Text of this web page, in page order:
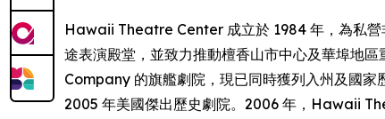
Hawaii Theatre Center 成立於 1984 年，為私營
途表演殿堂，並致力推動檀香山市中心及華埠地
Company 的旗艦劇院，現已同時獲列入州及國
2005 年美國傑出歷史劇院。2006 年，Hawaii